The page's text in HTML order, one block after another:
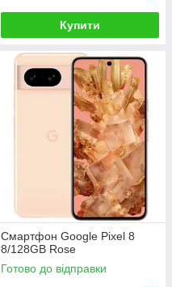
Купити
Смартфон Google Pixel 8
8/128GB Rose
Готово до відправки